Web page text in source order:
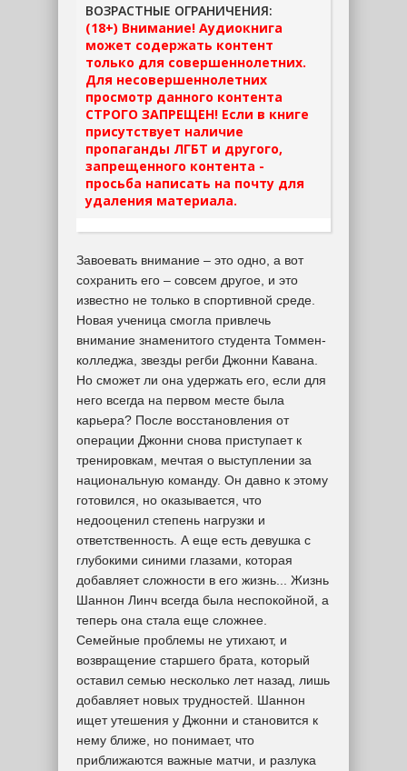
ВОЗРАСТНЫЕ ОГРАНИЧЕНИЯ:
(18+) Внимание! Аудиокнига
может содержать контент
только для совершеннолетних.
Для несовершеннолетних
просмотр данного контента
СТРОГО ЗАПРЕЩЕН! Если в книге
присутствует наличие
пропаганды ЛГБТ и другого,
запрещенного контента -
просьба написать на почту для
удаления материала.
Завоевать внимание – это одно, а вот
сохранить его – совсем другое, и это
известно не только в спортивной среде.
Новая ученица смогла привлечь
внимание знаменитого студента Томмен-
колледжа, звезды регби Джонни Кавана.
Но сможет ли она удержать его, если для
него всегда на первом месте была
карьера? После восстановления от
операции Джонни снова приступает к
тренировкам, мечтая о выступлении за
национальную команду. Он давно к этому
готовился, но оказывается, что
недооценил степень нагрузки и
ответственность. А еще есть девушка с
глубокими синими глазами, которая
добавляет сложности в его жизнь... Жизнь
Шаннон Линч всегда была неспокойной, а
теперь она стала еще сложнее.
Семейные проблемы не утихают, и
возвращение старшего брата, который
оставил семью несколько лет назад, лишь
добавляет новых трудностей. Шаннон
ищет утешения у Джонни и становится к
нему ближе, но понимает, что
приближаются важные матчи, и разлука